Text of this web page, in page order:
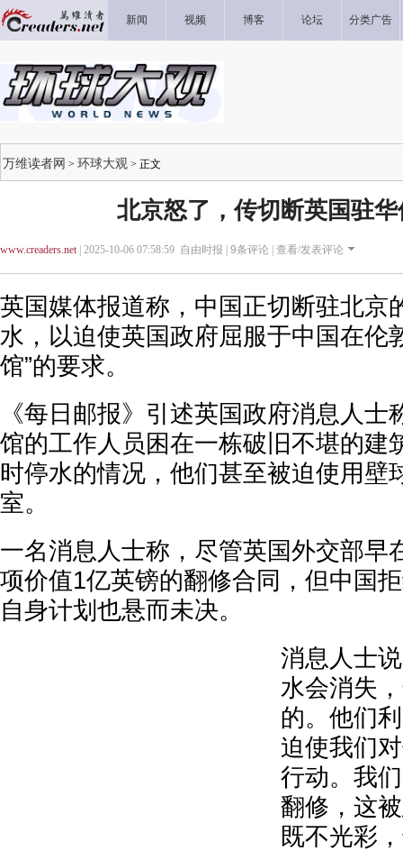
新闻 视频 博客 论坛 分类广告
万维读者网 > 环球大观 > 正文
北京怒了，传切断英国驻
www.creaders.net| 2025-10-06 07:58:59 自由时报 | 9条评论 | 查看/发表评论
英国媒体报道称，中国正切断驻北京
水，以迫使英国政府屈服于中国在伦
馆”的要求。
《每日邮报》引述英国政府消息人
馆的工作人员困在一栋破旧不堪的建
时停水的情况，他们甚至被迫使用壁
室。
一名消息人士称，尽管英国外交部早
项价值1亿英镑的翻修合同，但中国
自身计划也悬而未决。
消息人士
水会消失
的。他们
迫使我们
行动。我
翻修，这
既不光彩